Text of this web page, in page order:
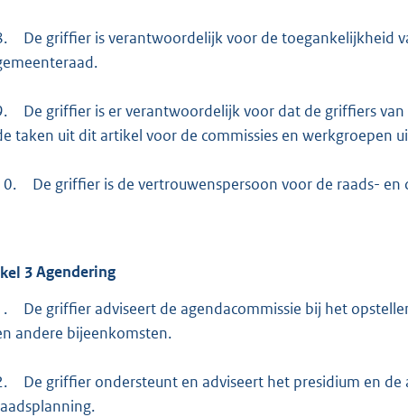
De griffier is verantwoordelijk voor de toegankelijkheid
De griffier is er verantwoordelijk voor dat de griffiers
taken uit dit artikel voor de commissies en werkgroepen
De griffier is de vertrouwenspersoon voor de raads- en
3Agendering
De griffier adviseert de agendacommissie bij het
andere bijeenkomsten.
De griffier ondersteunt en adviseert het presidium en